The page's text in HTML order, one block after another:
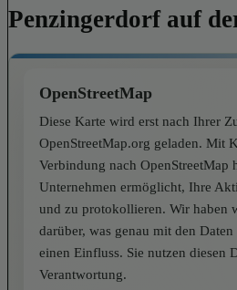
Penzingerdorf auf
OpenStreetMap
Diese Karte wird erst nach Ihrer
OpenStreetMap.org geladen. Mit
Verbindung nach OpenStreetMap
Unternehmen ermöglicht, Ihre
und zu protokollieren. Wir haben
darüber, was genau mit den
einen Einfluss. Sie nutzen diesen
Verantwortung.